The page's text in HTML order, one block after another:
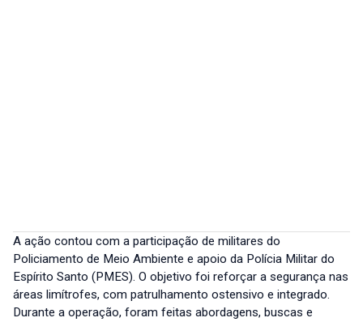
A ação contou com a participação de militares do
Policiamento de Meio Ambiente e apoio da Polícia Militar do
Espírito Santo (PMES). O objetivo foi reforçar a segurança nas
áreas limítrofes, com patrulhamento ostensivo e integrado.
Durante a operação, foram feitas abordagens, buscas e